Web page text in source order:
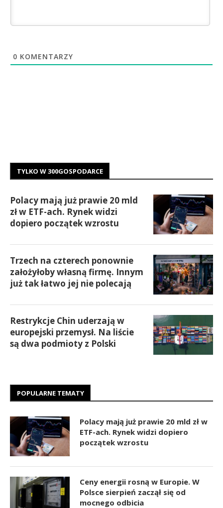
0 KOMENTARZY
TYLKO W 300GOSPODARCE
Polacy mają już prawie 20 mld
zł w ETF-ach. Rynek widzi
dopiero początek wzrostu
Trzech na czterech ponownie
założyłoby własną firmę. Innym
już tak łatwo jej nie polecają
Restrykcje Chin uderzają w
europejski przemysł. Na liście
są dwa podmioty z Polski
POPULARNE TEMATY
Polacy mają już prawie 20 mld zł w
ETF-ach. Rynek widzi dopiero
początek wzrostu
Ceny energii rosną w Europie. W
Polsce sierpień zaczął się od
mocnego odbicia